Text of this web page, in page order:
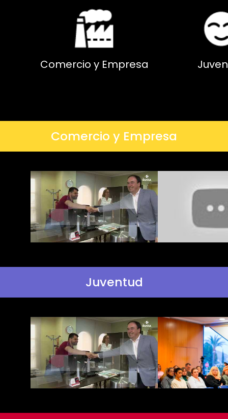
Comercio y Empresa
Comercio y Empresa
Juventud